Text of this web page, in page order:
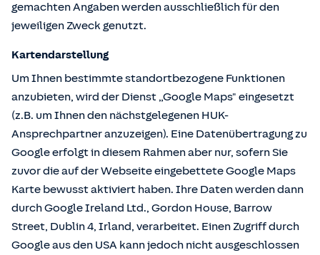
gemachten Angaben werden ausschließlich für den
jeweiligen Zweck genutzt.
Kartendarstellung
Um Ihnen bestimmte standortbezogene Funktionen
anzubieten, wird der Dienst „Google Maps" eingesetzt
(z.B. um Ihnen den nächstgelegenen HUK-
Ansprechpartner anzuzeigen). Eine Datenübertragung zu
Google erfolgt in diesem Rahmen aber nur, sofern Sie
zuvor die auf der Webseite eingebettete Google Maps
Karte bewusst aktiviert haben. Ihre Daten werden dann
durch Google Ireland Ltd., Gordon House, Barrow
Street, Dublin 4, Irland, verarbeitet. Einen Zugriff durch
Google aus den USA kann jedoch nicht ausgeschlossen